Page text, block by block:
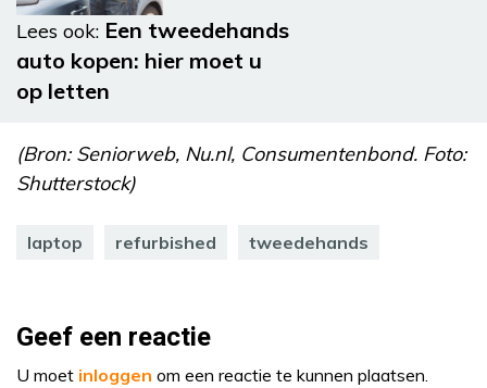
Lees ook: Een tweedehands
auto kopen: hier moet u
op letten
(Bron: Seniorweb, Nu.nl, Consumentenbond. Foto:
Shutterstock)
laptop refurbished tweedehands
Geef een reactie
U moet inloggen om een reactie te kunnen plaatsen.